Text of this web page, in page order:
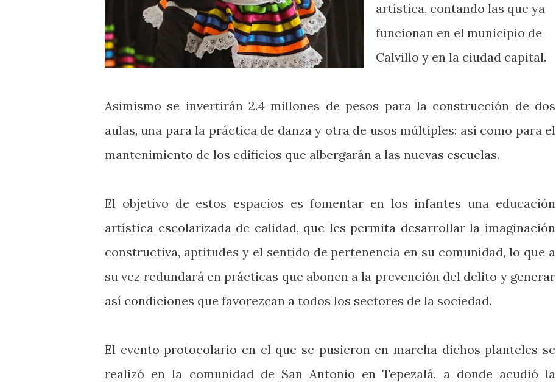
artística, contando las que ya
funcionan en el municipio de
Calvillo y en la ciudad capital.
Asimismo se invertirán 2.4 millones de pesos para la construcción de dos
aulas, una para la práctica de danza y otra de usos múltiples; así como para el
mantenimiento de los edificios que albergarán a las nuevas escuelas.
El objetivo de estos espacios es fomentar en los infantes una educación
artística escolarizada de calidad, que les permita desarrollar la imaginación
constructiva, aptitudes y el sentido de pertenencia en su comunidad, lo que a
su vez redundará en prácticas que abonen a la prevención del delito y generar
así condiciones que favorezcan a todos los sectores de la sociedad.
El evento protocolario en el que se pusieron en marcha dichos planteles se
realizó en la comunidad de San Antonio en Tepezalá, a donde acudió la